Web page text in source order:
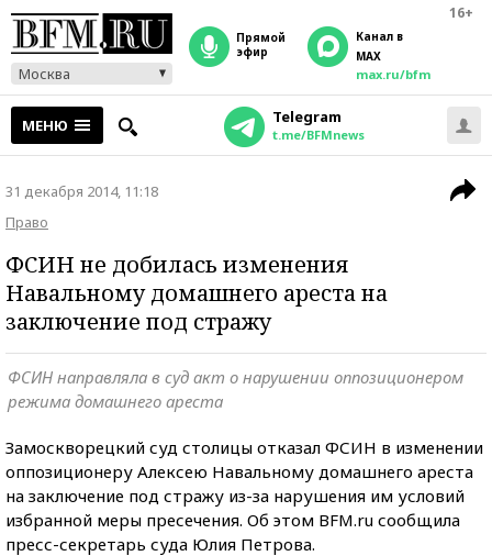
16+
Москва
прямой
эфир
Канал в
MAX
max.ru/bfm
МЕНЮ Telegram
t.me/BFMnews
31 декабря 2014, 11:18
Право
ФСИН не добилась изменения
Навальному домашнего ареста на
заключение под стражу
ФСИН направляла в суд акт о нарушении оппозиционером
режима домашнего ареста
Замоскворецкий суд столицы отказал ФСИН в изменении
оппозиционеру Алексею Навальному домашнего ареста
на заключение под стражу из-за нарушения им условий
избранной меры пресечения. Об этом BFM.ru сообщила
пресс-секретарь суда Юлия Петрова.